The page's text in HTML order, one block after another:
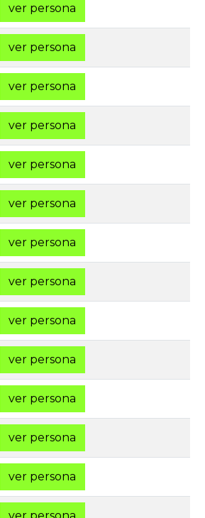
ver persona
ver persona
ver persona
ver persona
ver persona
ver persona
ver persona
ver persona
ver persona
ver persona
ver persona
ver persona
ver persona